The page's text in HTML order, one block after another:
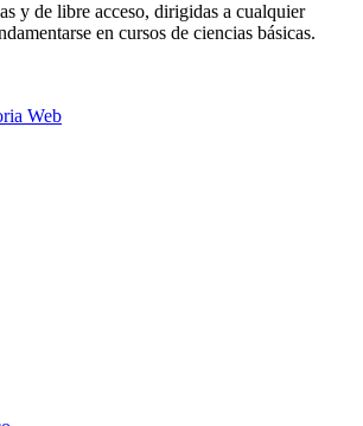
y de libre acceso, dirigidas a cualquier
en cursos de ciencias básicas.
Web